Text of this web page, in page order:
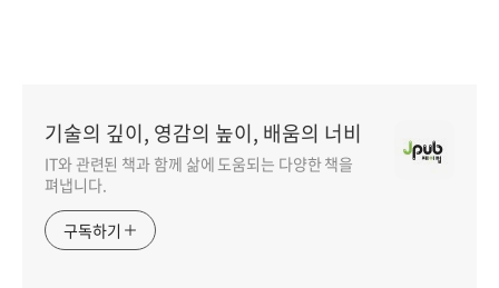
기술의 깊이, 영감의 높이, 배움의 너비
IT와 관련된 책과 함께 삶에 도움되는 다양한 책을
펴냅니다.
구독하기